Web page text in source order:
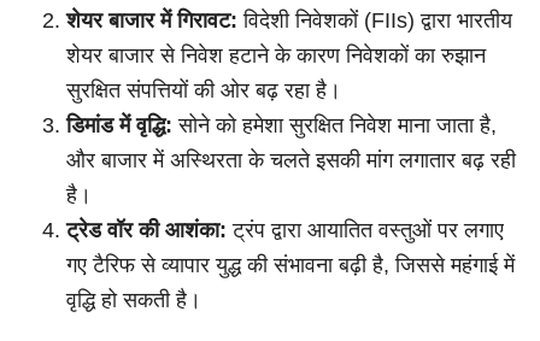
शेयर बाजार में गिरावट: विदेशी निवेशकों (FIIs) द्वारा भारतीय
शेयर बाजार से निवेश हटाने के कारण निवेशकों का रुझान
सुरक्षित संपत्तियों की ओर बढ़ रहा है।
डिमांड में वृद्धि: सोने को हमेशा सुरक्षित निवेश माना जाता है,
और बाजार में अस्थिरता के चलते इसकी मांग लगातार बढ़ रही
है।
ट्रेड वॉर की आशंका: ट्रंप द्वारा आयातित वस्तुओं पर लगाए
गए टैरिफ से व्यापार युद्ध की संभावना बढ़ी है, जिससे महंगाई में
वृद्धि हो सकती है।